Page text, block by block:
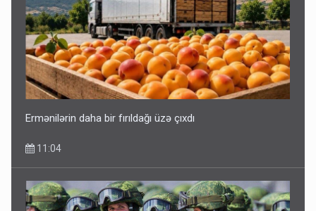
Ermənilərin daha bir fırıldağı üzə çıxdı
11:04